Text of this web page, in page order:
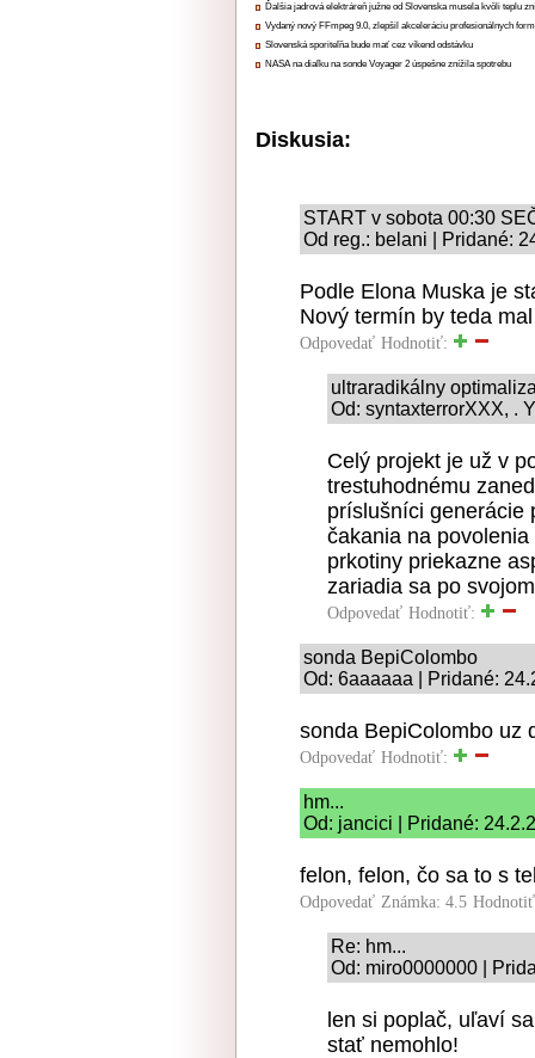
Ďalšia jadrová elektráreň južne od Slovenska musela kvôli teplu
Vydaný nový FFmpeg 9.0, zlepšil akceleráciu profesionálnych
Slovenská sporiteľňa bude mať cez víkend odstávku
NASA na diaľku na sonde Voyager 2 úspešne znížila spotrebu
Diskusia:
START v sobota 00:30
Od reg.: belani | Pridané:
Podle Elona Muska je
Nový termín by teda
Odpovedať Hodnotiť:
ultraradikálny
Od: syntaxterrorXXX, .
Celý projekt je už v
trestuhodnému
príslušníci generácie
čakania na
prkotiny priekazne
zariadia sa po
Odpovedať Hodnotiť:
sonda BepiColombo
Od: 6aaaaaa | Pridané:
sonda BepiColombo uz
Odpovedať Hodnotiť:
hm...
Od: jancici | Pridané:
felon, felon, čo sa to s
Odpovedať Známka: 4.5
Re: hm...
Od: miro0000000 |
len si poplač, uľaví
stať nemohlo!